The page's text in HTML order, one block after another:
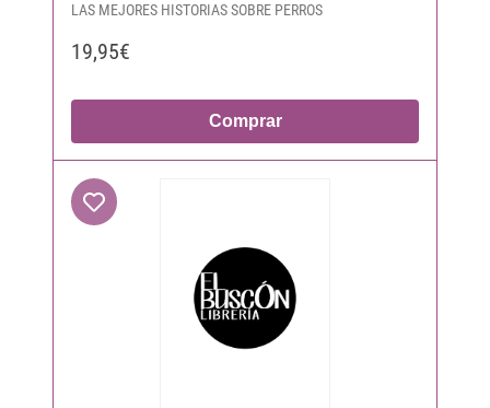
LAS MEJORES HISTORIAS SOBRE PERROS
19,95€
Comprar